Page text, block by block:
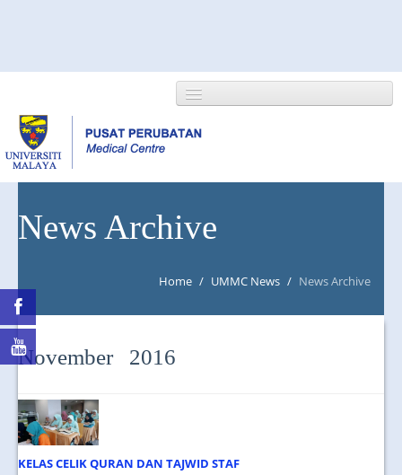
NEWS/EVENTS
News Archive
Home / UMMC News / News Archive
November 2016
KELAS CELIK QURAN DAN TAJWID STAF